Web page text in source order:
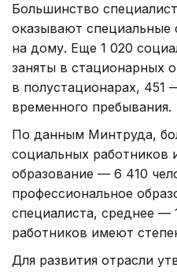
Большинство
оказывают специальные
на дому. Еще 1 020
заняты в стационарных
в полустационарах, 451
временного пребывания.
По данным Минтруда,
социальных
образование — 6 410
профессиональное
специалиста, среднее —
работников имеют
Для развития отрасли